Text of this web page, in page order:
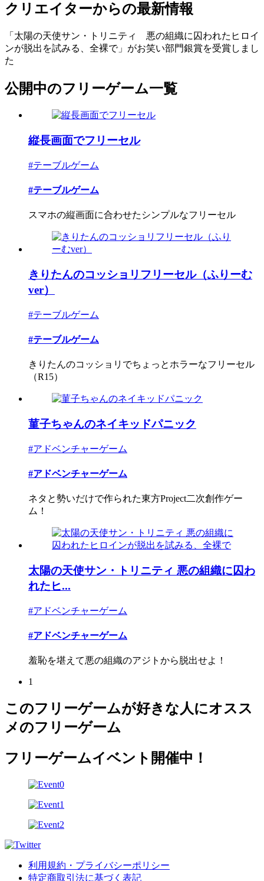
クリエイターからの最新情報
「太陽の天使サン・トリニティ 悪の組織に囚われたヒロイ
ンが脱出を試みる、全裸で」がお笑い部門銀賞を受賞しまし
た
公開中のフリーゲーム一覧
縦長画面でフリーセル
#テーブルゲーム
#テーブルゲーム
スマホの縦画面に合わせたシンプルなフリーセル
きりたんのコッショリフリーセル（ふりーむ
ver）
#テーブルゲーム
#テーブルゲーム
きりたんのコッショリでちょっとホラーなフリーセル
（R15）
菫子ちゃんのネイキッドパニック
#アドベンチャーゲーム
#アドベンチャーゲーム
ネタと勢いだけで作られた東方Project二次創作ゲー
ム！
太陽の天使サン・トリニティ 悪の組織に囚わ
れたヒ...
#アドベンチャーゲーム
#アドベンチャーゲーム
羞恥を堪えて悪の組織のアジトから脱出せよ！
1
このフリーゲームが好きな人にオスス
メのフリーゲーム
フリーゲームイベント開催中！
利用規約・プライバシーポリシー
特定商取引法に基づく表記